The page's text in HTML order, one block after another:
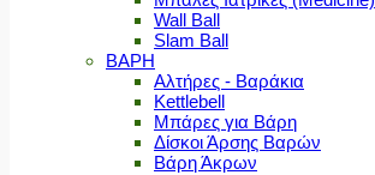
Wall Ball
Slam Ball
ΒΑΡΗ
Αλτήρες - Βαράκια
Kettlebell
Μπάρες για Βάρη
Δίσκοι Άρσης Βαρών
Βάρη Άκρων